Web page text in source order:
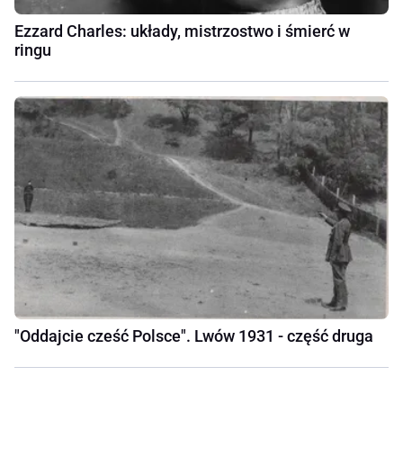
Ezzard Charles: układy, mistrzostwo i śmierć w
ringu
"Oddajcie cześć Polsce". Lwów 1931 - część druga